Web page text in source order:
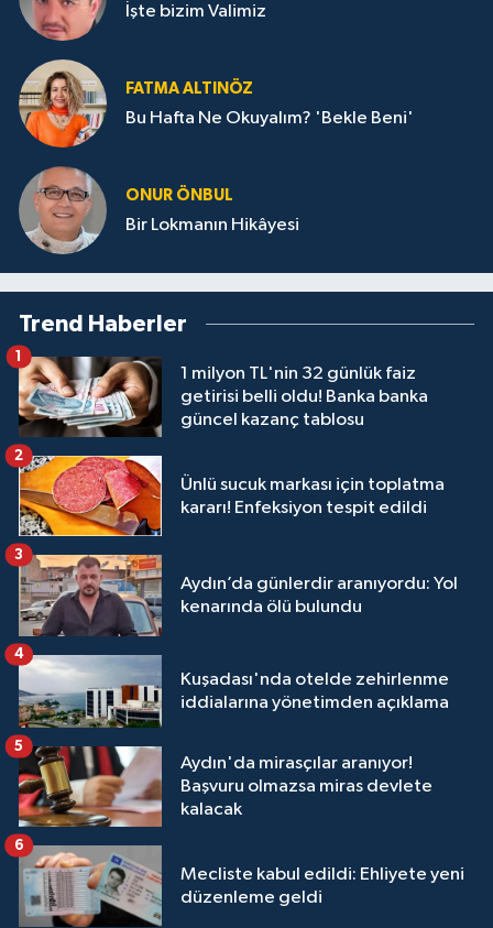
İşte bizim Valimiz
FATMA ALTINÖZ
Bu Hafta Ne Okuyalım? 'Bekle Beni'
ONUR ÖNBUL
Bir Lokmanın Hikâyesi
Trend Haberler
1 milyon TL'nin 32 günlük faiz
getirisi belli oldu! Banka banka
güncel kazanç tablosu
1
Ünlü sucuk markası için toplatma
kararı! Enfeksiyon tespit edildi
2
Aydın’da günlerdir aranıyordu: Yol
kenarında ölü bulundu
3
Kuşadası'nda otelde zehirlenme
iddialarına yönetimden açıklama
4
Aydın'da mirasçılar aranıyor!
Başvuru olmazsa miras devlete
kalacak
5
Mecliste kabul edildi: Ehliyete yeni
düzenleme geldi
6